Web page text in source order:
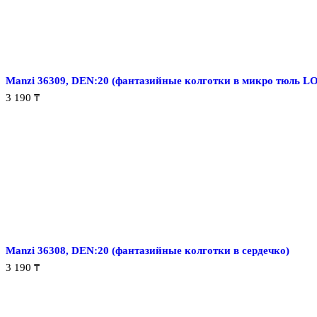
Manzi 36309, DEN:20 (фантазийные колготки в микро тюль
3 190 ₸
Manzi 36308, DEN:20 (фантазийные колготки в сердечко)
3 190 ₸